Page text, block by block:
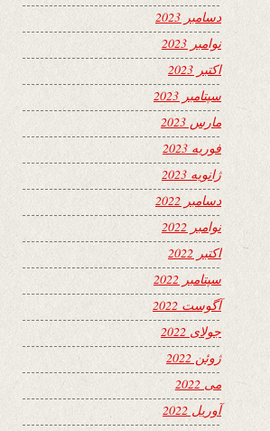
دسامبر 2023
نوامبر 2023
اکتبر 2023
سپتامبر 2023
مارس 2023
فوریه 2023
ژانویه 2023
دسامبر 2022
نوامبر 2022
اکتبر 2022
سپتامبر 2022
آگوست 2022
جولای 2022
ژوئن 2022
می 2022
آوریل 2022